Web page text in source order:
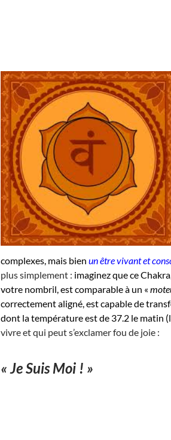
complexes, mais bien un être vivant et
plus simplement : imaginez que ce
votre nombril, est comparable à un «
correctement aligné, est capable de
dont la température est de 37.2 le matin
vivre et qui peut s’exclamer fou de joie :
« Je Suis Moi ! »